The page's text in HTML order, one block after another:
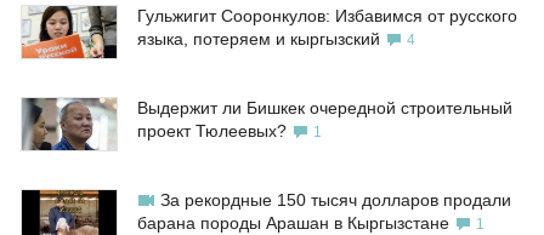
Гульжигит Сооронкулов: Избавимся от русского
языка, потеряем и кыргызский
4
Выдержит ли Бишкек очередной строительный
проект Тюлеевых?
1
За рекордные 150 тысяч долларов продали
барана породы Арашан в Кыргызстане
1